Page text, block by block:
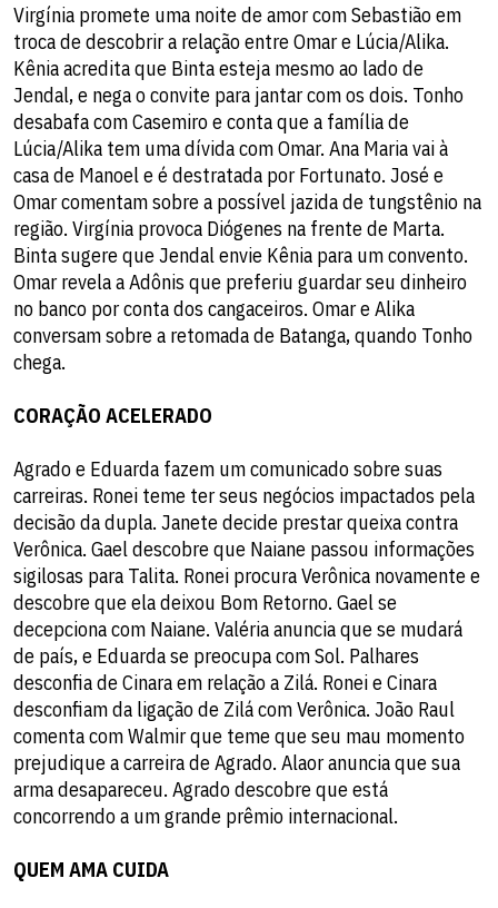
Virgínia promete uma noite de amor com Sebastião em
troca de descobrir a relação entre Omar e Lúcia/Alika.
Kênia acredita que Binta esteja mesmo ao lado de
Jendal, e nega o convite para jantar com os dois. Tonho
desabafa com Casemiro e conta que a família de
Lúcia/Alika tem uma dívida com Omar. Ana Maria vai à
casa de Manoel e é destratada por Fortunato. José e
Omar comentam sobre a possível jazida de tungstênio na
região. Virgínia provoca Diógenes na frente de Marta.
Binta sugere que Jendal envie Kênia para um convento.
Omar revela a Adônis que preferiu guardar seu dinheiro
no banco por conta dos cangaceiros. Omar e Alika
conversam sobre a retomada de Batanga, quando Tonho
chega.
CORAÇÃO ACELERADO
Agrado e Eduarda fazem um comunicado sobre suas
carreiras. Ronei teme ter seus negócios impactados pela
decisão da dupla. Janete decide prestar queixa contra
Verônica. Gael descobre que Naiane passou informações
sigilosas para Talita. Ronei procura Verônica novamente e
descobre que ela deixou Bom Retorno. Gael se
decepciona com Naiane. Valéria anuncia que se mudará
de país, e Eduarda se preocupa com Sol. Palhares
desconfia de Cinara em relação a Zilá. Ronei e Cinara
desconfiam da ligação de Zilá com Verônica. João Raul
comenta com Walmir que teme que seu mau momento
prejudique a carreira de Agrado. Alaor anuncia que sua
arma desapareceu. Agrado descobre que está
concorrendo a um grande prêmio internacional.
QUEM AMA CUIDA